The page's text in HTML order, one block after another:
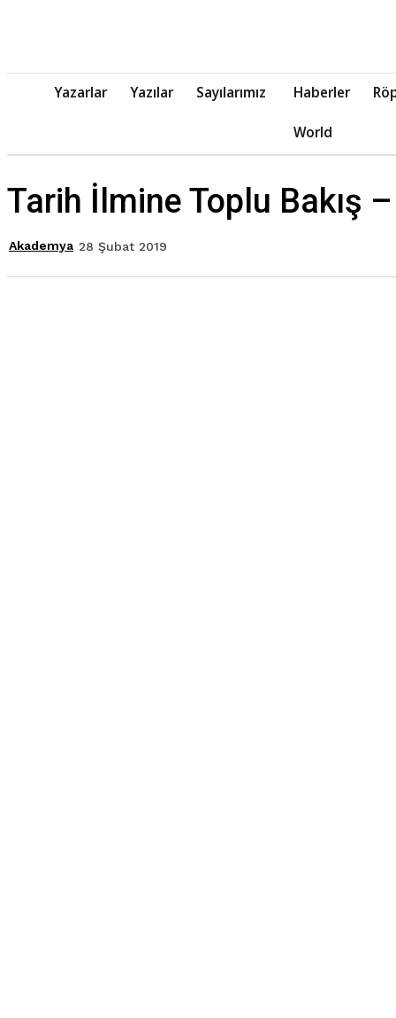
Yazarlar Yazılar Sayılarımız Haberler
World
Tarih İlmine Toplu Bakış
Akademya 28 Şubat 2019